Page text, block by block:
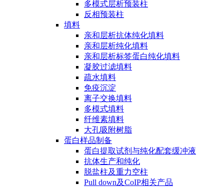
多模式层析预装柱
反相预装柱
填料
亲和层析抗体纯化填料
亲和层析纯化填料
亲和层析标签蛋白纯化填料
凝胶过滤填料
疏水填料
免疫沉淀
离子交换填料
多模式填料
纤维素填料
大孔吸附树脂
蛋白样品制备
蛋白提取试剂与纯化配套缓冲液
抗体生产和纯化
脱盐柱及重力空柱
Pull down及CoIP相关产品